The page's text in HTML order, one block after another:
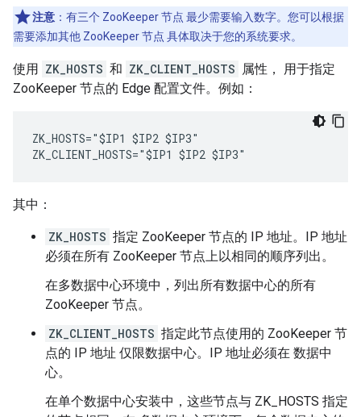
注意 ：有三个 ZooKeeper 节点 最少需要输入数字。您可以根据
需要添加其他 ZooKeeper 节点 具体取决于您的系统要求。
使用 ZK_HOSTS 和 ZK_CLIENT_HOSTS 属性， 用于指定
ZooKeeper 节点的 Edge 配置文件。例如：
ZK_HOSTS="$IP1 $IP2 $IP3"
ZK_CLIENT_HOSTS="$IP1 $IP2 $IP3"
其中：
ZK_HOSTS 指定 ZooKeeper 节点的 IP 地址。IP 地址
必须在所有 ZooKeeper 节点上以相同的顺序列出。
在多数据中心环境中，列出所有数据中心的所有
ZooKeeper 节点。
ZK_CLIENT_HOSTS 指定此节点使用的 ZooKeeper 节
点的 IP 地址 仅限数据中心。IP 地址必须在 数据中
心。
在单个数据中心安装中，这些节点与 ZK_HOSTS 指定